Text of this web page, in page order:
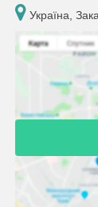
Україна,